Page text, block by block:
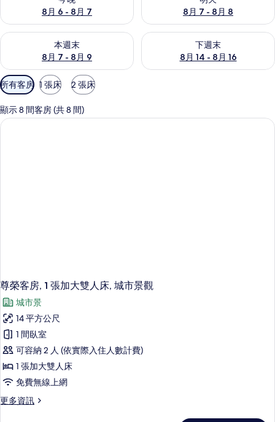
8月 6 - 8月 7
8月 7 - 8月 8
本週末
8月 7 - 8月 9
查看本週末 (8月 7 - 8月 9) 的供應情況
下週末
8月 14 - 8月 16
查看下週末 (8月 14 - 8月 16)
可
用
的
客
所有客房 1 張床 2 張床
顯示 8 間客房 (共 8 間)
尊榮客房, 1 張加大雙人床, 城市景觀
城市景
14 平方公尺
1 間臥室
可容納 2 人 (依實際入住人數計費)
1 張加大雙人床
免費無線上網
更多資訊
更